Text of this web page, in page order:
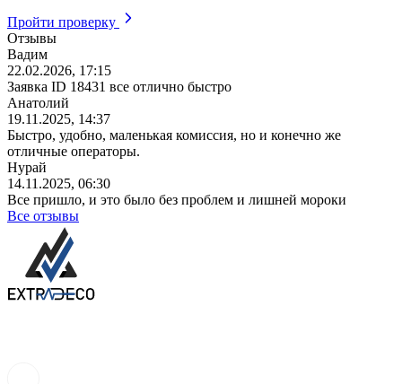
Пройти проверку
Отзывы
Вадим
22.02.2026, 17:15
Заявка ID 18431 все отлично быстро
Анатолий
19.11.2025, 14:37
Быстро, удобно, маленькая комиссия, но и конечно же
отличные операторы.
Нурай
14.11.2025, 06:30
Все пришло, и это было без проблем и лишней мороки
Все отзывы